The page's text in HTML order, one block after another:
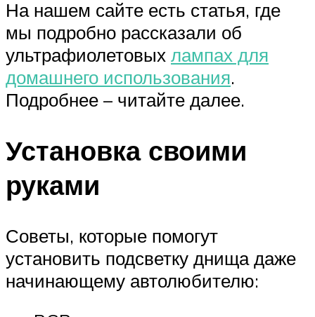
На нашем сайте есть статья, где
мы подробно рассказали об
ультрафиолетовых лампах для
домашнего использования.
Подробнее – читайте далее.
Установка своими
руками
Советы, которые помогут
установить подсветку днища даже
начинающему автолюбителю: